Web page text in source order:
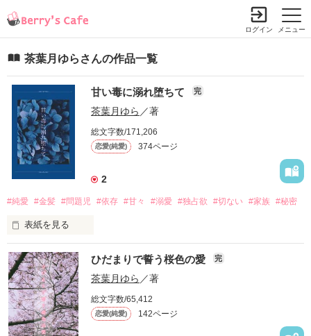
メニュー
ログイン
茶葉月ゆらさんの作品一覧
甘い毒に溺れ堕ちて 完
茶葉月ゆら ／著
総文字数/171,206
恋愛(純愛) 374ページ
2
#純愛 #金髪 #問題児 #依存 #甘々 #溺愛 #独占欲 #切ない #家族 #秘密
表紙を見る
ここは地元屈指の名門校。
今年で創立104年を迎え、
多くの卒業生は第一線で活躍しているらしい。
そんな伝統と実績を兼ね揃えた我が校には──
ひだまりで誓う桜色の愛 完
茶葉月ゆら ／著
総文字数/65,412
恋愛(純愛) 142ページ